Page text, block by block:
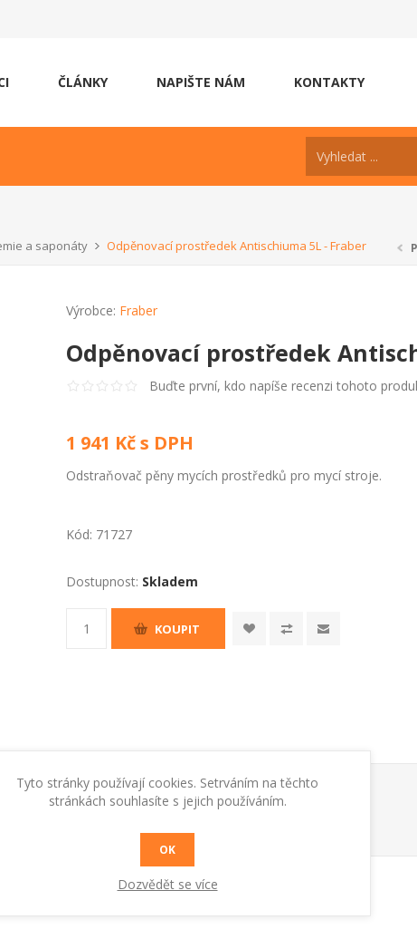
ČLÁNKY NAPIŠTE NÁM KONTAKTY
a saponáty Odpěnovací prostředek Antischiuma 5L - Fraber
Výrobce: Fraber
Odpěnovací prostředek
Buďte první, kdo napíše recenzi tohoto
1 941 Kč s DPH
Odstraňovač pěny mycích prostředků pro mycí stroje.
Kód: 71727
Dostupnost: Skladem
KOUPIT
Tyto stránky používají cookies. Setrváním na těchto
stránkách souhlasíte s jejich používáním.
OK
Dozvědět se více